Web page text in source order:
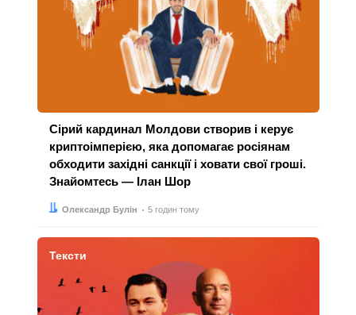
Сірий кардинал Молдови створив і керує
криптоімперією, яка допомагає росіянам
обходити західні санкції і ховати свої гроші.
Знайомтесь — Ілан Шор
Автор:
Олександр Булін
Дата: 5 годин тому
Тексти